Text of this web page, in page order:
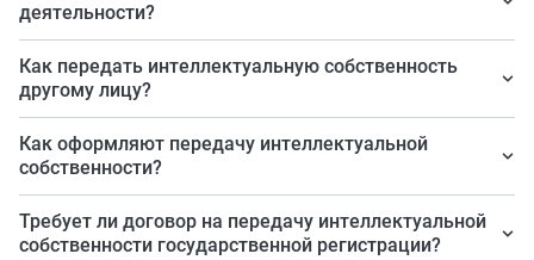
деятельности?
Это объекты, которые созданы творческим трудом
человека и выражены на материальном носителе.
Как передать интеллектуальную собственность
другому лицу?
Допустима передача прав и полное отчуждение. Для
этого оформляют сделку.
Как оформляют передачу интеллектуальной
собственности?
Договором об отчуждении или иным договором —
например, авторского заказа.
Требует ли договор на передачу интеллектуальной
собственности государственной регистрации?